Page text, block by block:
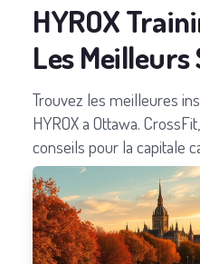
HYROX
Les Meilleurs
Installations
Trouvez les meilleures
HYROX a Ottawa.
conseils pour la capitale